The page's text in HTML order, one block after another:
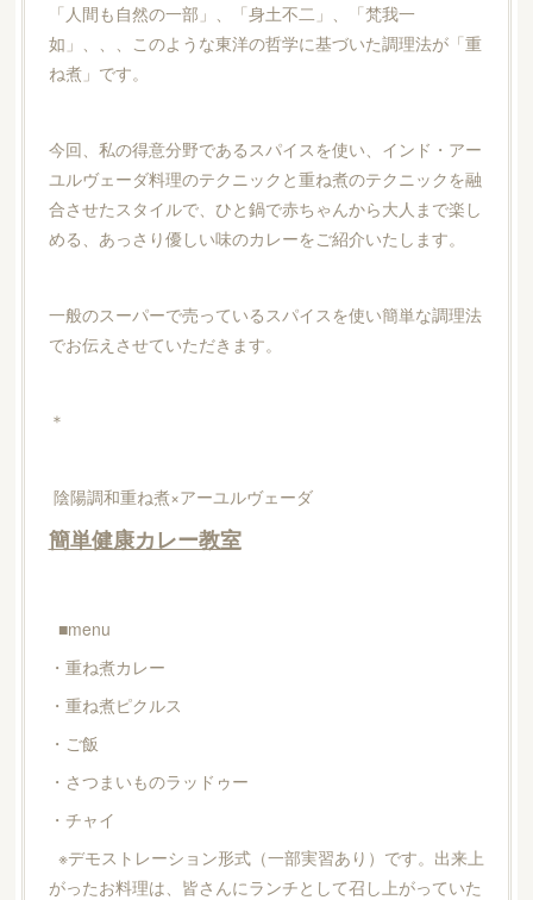
「人間も自然の一部」、「身土不二」、「梵我一
如」、、、このような東洋の哲学に基づいた調理法が「重
ね煮」です。
今回、私の得意分野であるスパイスを使い、インド・アー
ユルヴェーダ料理のテクニックと重ね煮のテクニックを融
合させたスタイルで、ひと鍋で赤ちゃんから大人まで楽し
める、あっさり優しい味のカレーをご紹介いたします。
一般のスーパーで売っているスパイスを使い簡単な調理法
でお伝えさせていただきます。
＊
陰陽調和重ね煮×アーユルヴェーダ
簡単健康カレー教室
■menu
・重ね煮カレー
・重ね煮ピクルス
・ご飯
・さつまいものラッドゥー
・チャイ
※デモストレーション形式（一部実習あり）です。出来上
がったお料理は、皆さんにランチとして召し上がっていた